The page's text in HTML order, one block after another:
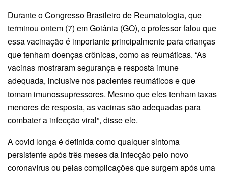
Durante o Congresso Brasileiro de Reumatologia, que
terminou ontem (7) em Goiânia (GO), o professor falou que
essa vacinação é importante principalmente para crianças
que tenham doenças crônicas, como as reumáticas. “As
vacinas mostraram segurança e resposta imune
adequada, inclusive nos pacientes reumáticos e que
tomam imunossupressores. Mesmo que eles tenham taxas
menores de resposta, as vacinas são adequadas para
combater a infecção viral”, disse ele.
A covid longa é definida como qualquer sintoma
persistente após três meses da infecção pelo novo
coronavírus ou pelas complicações que surgem após uma